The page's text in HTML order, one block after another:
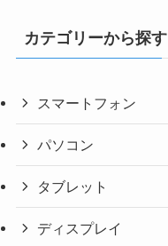
カテゴリーから探す
スマートフォン
パソコン
タブレット
ディスプレイ